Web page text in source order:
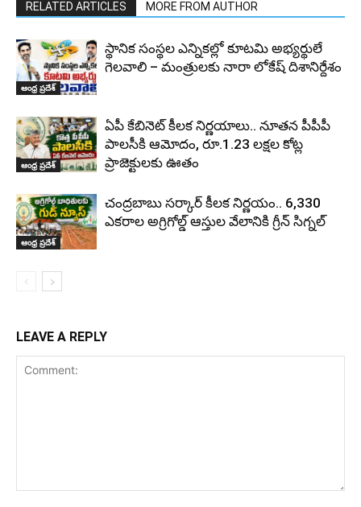
RELATED ARTICLES MORE FROM AUTHOR
ఆంధ్ర ప్రదేశ్
స్థానిక సంస్థల ఎన్నికల్లో కూటమి అభ్యర్థులే
గెలవాలి – మంత్రులకు నారా లోకేష్ దిశానిర్దేశం
ఆంధ్ర ప్రదేశ్
ఏపీ కేబినెట్ కీలక నిర్ణయాలు.. నూతన పీపీపీ
పాలసీకి ఆమోదం, రూ.1.23 లక్షల కోట్ల
ప్రాజెక్టులకు ఊతం
ఆంధ్ర ప్రదేశ్
చంద్రబాబు సర్కార్ కీలక నిర్ణయం.. 6,330
ఎకరాల అగ్రిగోల్డ్ ఆస్తుల వేలానికి గ్రీన్ సిగ్నల్
LEAVE A REPLY